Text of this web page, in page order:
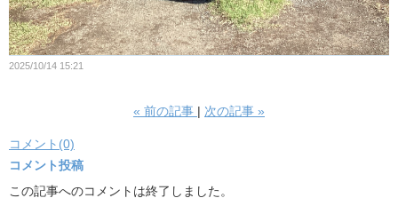
2025/10/14 15:21
« 前の記事 次の記事 »
コメント(0)
コメント投稿
この記事へのコメントは終了しました。